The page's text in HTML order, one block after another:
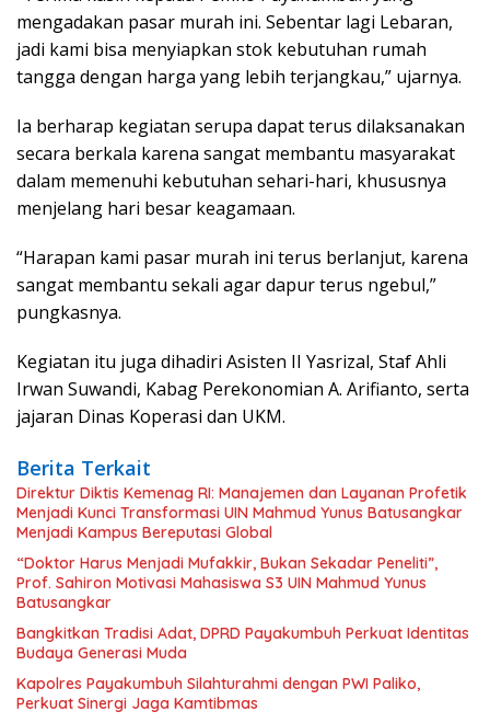
mengadakan pasar murah ini. Sebentar lagi Lebaran,
jadi kami bisa menyiapkan stok kebutuhan rumah
tangga dengan harga yang lebih terjangkau,” ujarnya.
Ia berharap kegiatan serupa dapat terus dilaksanakan
secara berkala karena sangat membantu masyarakat
dalam memenuhi kebutuhan sehari-hari, khususnya
menjelang hari besar keagamaan.
“Harapan kami pasar murah ini terus berlanjut, karena
sangat membantu sekali agar dapur terus ngebul,”
pungkasnya.
Kegiatan itu juga dihadiri Asisten II Yasrizal, Staf Ahli
Irwan Suwandi, Kabag Perekonomian A. Arifianto, serta
jajaran Dinas Koperasi dan UKM.
Berita Terkait
Direktur Diktis Kemenag RI: Manajemen dan Layanan Profetik
Menjadi Kunci Transformasi UIN Mahmud Yunus Batusangkar
Menjadi Kampus Bereputasi Global
“Doktor Harus Menjadi Mufakkir, Bukan Sekadar Peneliti”,
Prof. Sahiron Motivasi Mahasiswa S3 UIN Mahmud Yunus
Batusangkar
Bangkitkan Tradisi Adat, DPRD Payakumbuh Perkuat Identitas
Budaya Generasi Muda
Kapolres Payakumbuh Silahturahmi dengan PWI Paliko,
Perkuat Sinergi Jaga Kamtibmas